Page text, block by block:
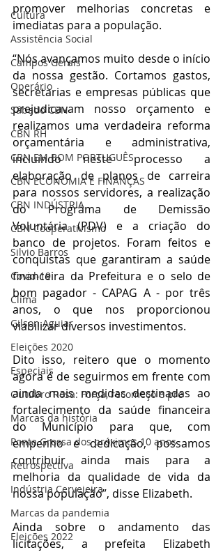
Cultura
Assistência Social
Campos Gerais
Operário
Sábado CBN
CBN RH
CBN EM BOM PORTUGUÊS
CBN ECONOMIA E FINANÇAS
CBN INDÚSTRIA
CBN Cooperativismo
Silvio Barros
Covid-19
Clima
Gilson Aguiar
Eleições 2020
Especiais
Outubro Rosa: Força, recomeço e pre
Marcas da história
Ponta Grossa dos próximos 10 anos
Retrospectiva
Indústria Cervejeira
Marcas da pandemia
Eleições 2022
promover melhorias concretas e
imediatas para a população.
“Nós avançamos muito desde o início
da nossa gestão. Cortamos gastos,
secretarias e empresas públicas que
prejudicavam nosso orçamento e
realizamos uma verdadeira reforma
orçamentária e administrativa,
incluindo neste processo a
elaboração de planos de carreira
para nossos servidores, a realização
do Programa de Demissão
Voluntária (PDV) e a criação do
banco de projetos. Foram feitos e
conquistas que garantiram a saúde
financeira da Prefeitura e o selo de
bom pagador - CAPAG A - por três
anos, o que nos proporcionou
viabilizar diversos investimentos.
Dito isso, reitero que o momento
agora é de seguirmos em frente com
ainda mais medidas destinadas ao
fortalecimento da saúde financeira
do Município para que, com
empenho e dedicação, possamos
contribuir ainda mais para a
melhoria da qualidade de vida da
nossa população”, disse Elizabeth.
Ainda sobre o andamento das
licitações, a prefeita Elizabeth